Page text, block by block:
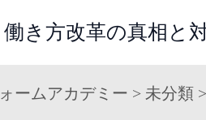
働き方改革の真相と
ームアカデミー > 未分類 >